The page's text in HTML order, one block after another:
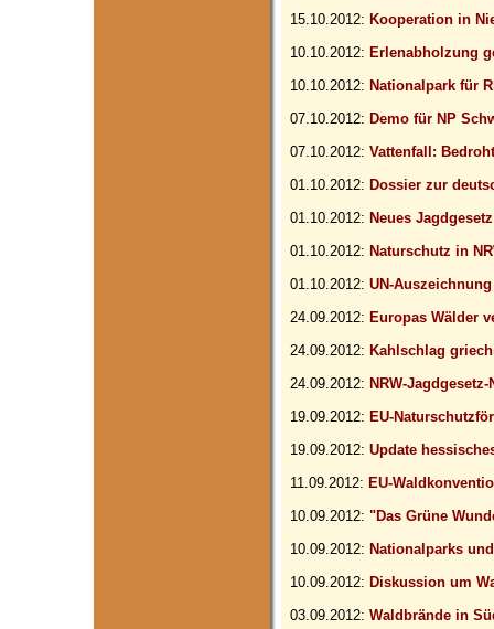
15.10.2012: Kooperation in
10.10.2012: Erlenabholzung
10.10.2012: Nationalpark für
07.10.2012: Demo für NP
07.10.2012: Vattenfall:
01.10.2012: Dossier zur
01.10.2012: Neues
01.10.2012: Naturschutz in
01.10.2012: UN-
24.09.2012: Europas Wälder
24.09.2012: Kahlschlag
24.09.2012: NRW-
19.09.2012: EU-
19.09.2012: Update
11.09.2012: EU-
10.09.2012: "Das Grüne
10.09.2012: Nationalparks
10.09.2012: Diskussion um
03.09.2012: Waldbrände in